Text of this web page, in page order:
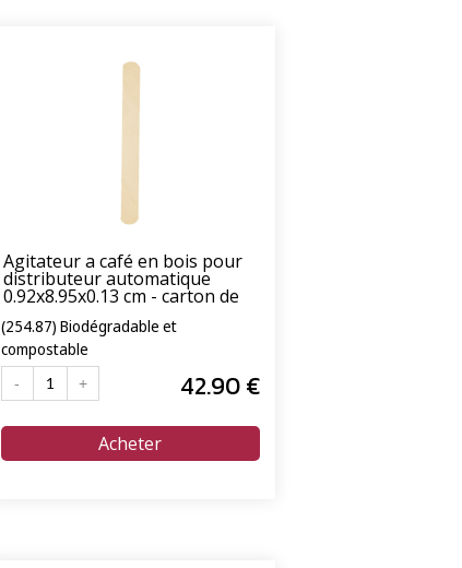
Agitateur a café en bois pour
distributeur automatique
0.92x8.95x0.13 cm - carton de
(254.87) Biodégradable et
compostable
42.90€